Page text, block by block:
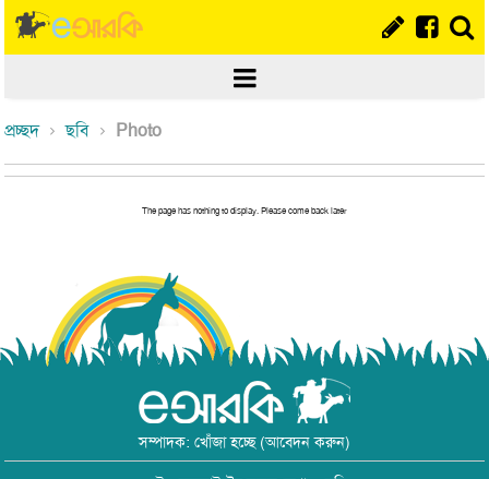
প্রচ্ছদ ছবি Photo
The page has nothing to display. Please come back later
সম্পাদক: খোঁজা হচ্ছে (আবেদন করুন)